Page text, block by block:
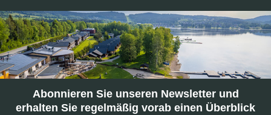
Abonnieren Sie unseren Newsletter und
erhalten Sie regelmäßig vorab einen Überblick